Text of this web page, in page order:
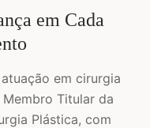
em Cada
em cirurgia
Titular da
Plástica, com